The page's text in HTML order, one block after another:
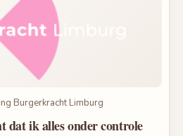
Burgerkracht Limburg
dat ik alles onder controle